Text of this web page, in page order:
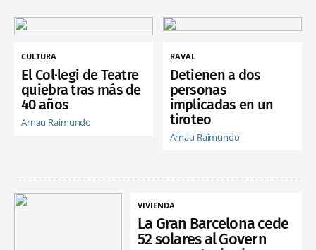
CULTURA
El Col·legi de Teatre
quiebra tras más de
40 años
Arnau Raimundo
RAVAL
Detienen a dos
personas
implicadas en un
tiroteo
Arnau Raimundo
VIVIENDA
La Gran Barcelona cede
52 solares al Govern